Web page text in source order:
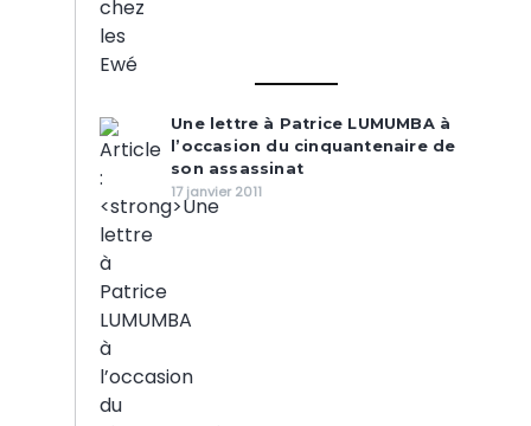
Une lettre à Patrice LUMUMBA à
l’occasion du cinquantenaire de
son assassinat
17 janvier 2011